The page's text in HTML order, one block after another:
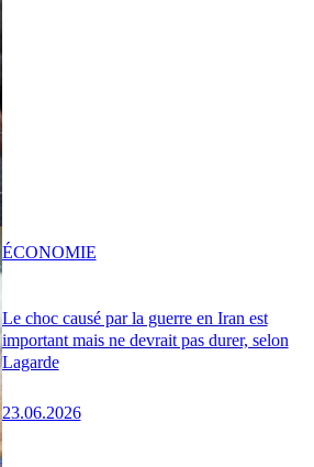
Le choc causé par la guerre en Iran est
important mais ne devrait pas durer, selon
Lagarde
23.06.2026
ÉCONOMIE